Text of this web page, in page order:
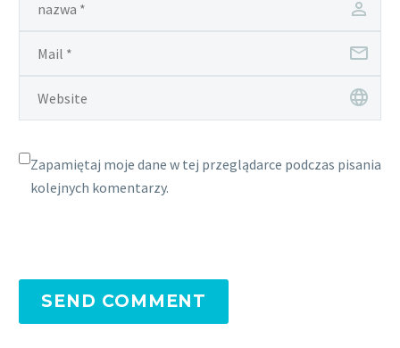
Zapamiętaj moje dane w tej przeglądarce podczas pisania
kolejnych komentarzy.
SEND COMMENT